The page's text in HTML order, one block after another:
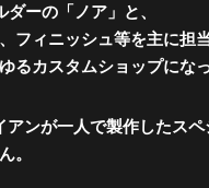
ーの「ノア」と、
フィニッシュ等を主に担
るカスタムショップにな
ンが一人で製作したスペ
。